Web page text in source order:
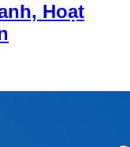
Hoạt